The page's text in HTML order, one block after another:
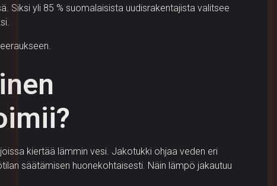
Siksi yli 85 % suomalaisista uudisrakentajista valitsee
kiertää lämmin vesi. Jakotukki ohjaa veden eri
säätämisen huonekohtaisesti. Näin lämpö jakautuu